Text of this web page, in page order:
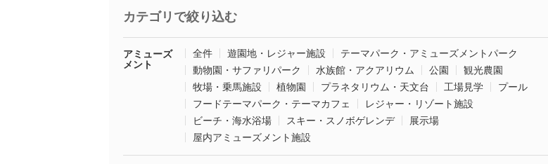
カテゴリで絞り込む
アミューズ
メント
全件 遊園地・レジャー施設
テーマパーク・アミューズメントパーク
動物園・サファリパーク
水族館・アクアリウム 公園
観光農園
牧場・乗馬施設
植物園 プラネタリウム・天文台 工場見学
プール
フードテーマパーク・テーマカフェ
レジャー・リゾート施設
ビーチ・海水浴場
スキー・スノボゲレンデ
展示場
屋内アミューズメント施設